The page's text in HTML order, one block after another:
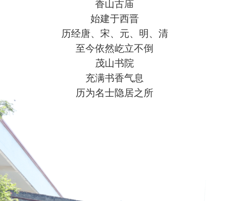
香山古庙
始建于西晋
历经唐、宋、元、明、清
至今依然屹立不倒
茂山书院
充满书香气息
历为名士隐居之所